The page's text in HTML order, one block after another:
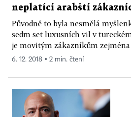
neplatící arabští
Původně to byla nesmělá
sedm set luxusních vil v
je movitým zákazníkům zejména
6. 12. 2018 ▪ 2 min. čtení